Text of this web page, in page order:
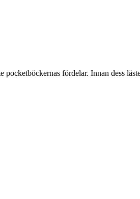
fördelar. Innan dess